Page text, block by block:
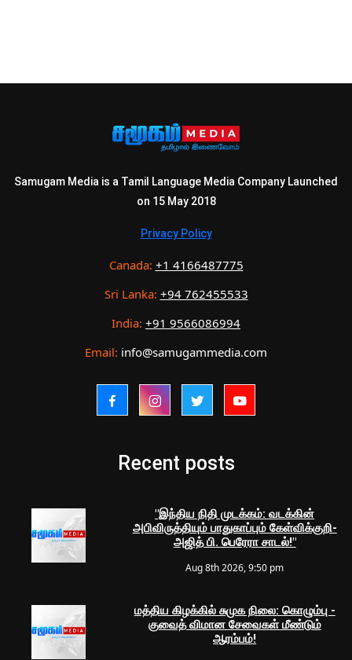
Samugam Media is a Tamil Language Media Company Launched
on 15 May 2018
Privacy Policy
Canada: +1 4166487775
Sri Lanka: +94 762455533
India: +91 9566086994
Email: info@samugammedia.com
Recent posts
"இந்திய நிதி முடக்கம்: வடக்கின்
அபிவிருத்தியும் பாதுகாப்பும் கேள்விக்குறி-
அஜித் பி. பெரேரா சாடல்!"
Aug 8th 2026, 9:50 pm
மத்திய கிழக்கில் சுமுக நிலை: கொழும்பு -
குவைத் விமான சேவைகள் மீண்டும்
ஆரம்பம்!